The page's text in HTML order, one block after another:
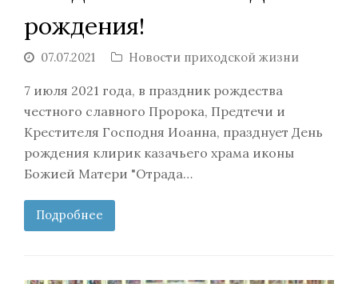
рождения!
07.07.2021 Новости приходской жизни
7 июля 2021 года, в праздник рождества
честного славного Пророка, Предтечи и
Крестителя Господня Иоанна, празднует День
рождения клирик казачьего храма иконы
Божией Матери "Отрада…
Подробнее